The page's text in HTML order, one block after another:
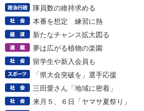
隊員数の維持求める
本番を想定 練習に熱
新たなチャンス拡大図る
夢は広がる植物の楽園
留学生や新入会員も
「県大会突破を」選手応援
三田愛さん「地域に密着」
来月５、６日「ヤマサ夏祭り」